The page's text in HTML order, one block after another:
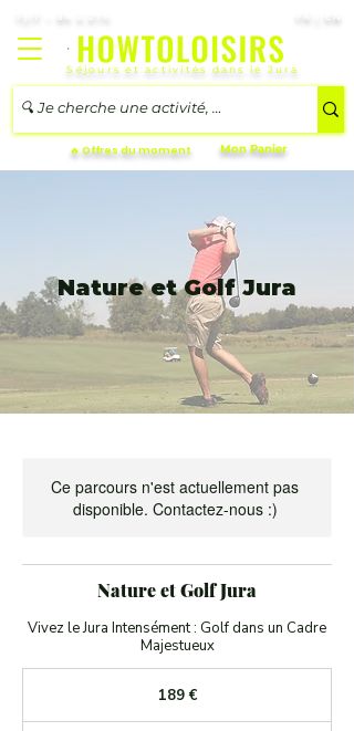
FR | EN
Séjours et activités dans le Jura
Mon Panier
🔥 Offres du moment
Nature et Golf Jura
Ce parcours n'est actuellement pas
disponible. Contactez-nous :)
Nature et Golf Jura
Vivez le Jura Intensément : Golf dans un Cadre
Majestueux
189 €